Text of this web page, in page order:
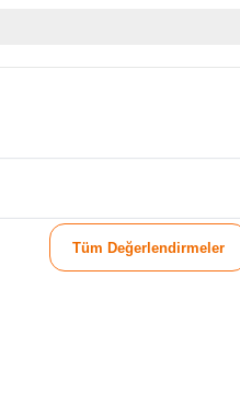
Tüm Değerlendirmeler